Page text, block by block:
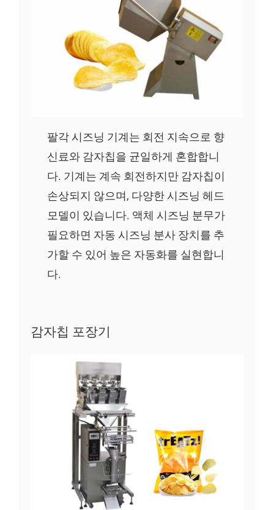
팔각 시즈닝 기계는 회전 지속으로 향
신료와 감자칩을 균일하게 혼합합니
다. 기계는 계속 회전하지만 감자칩이
손상되지 않으며, 다양한 시즈닝 헤드
모델이 있습니다. 액체 시즈닝 분무가
필요하면 자동 시즈닝 분사 장치를 추
가할 수 있어 높은 자동화를 실현합니
다.
감자칩 포장기